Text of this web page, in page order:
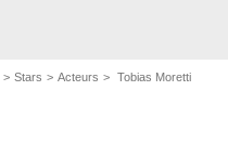
Stars Acteurs Tobias Moretti